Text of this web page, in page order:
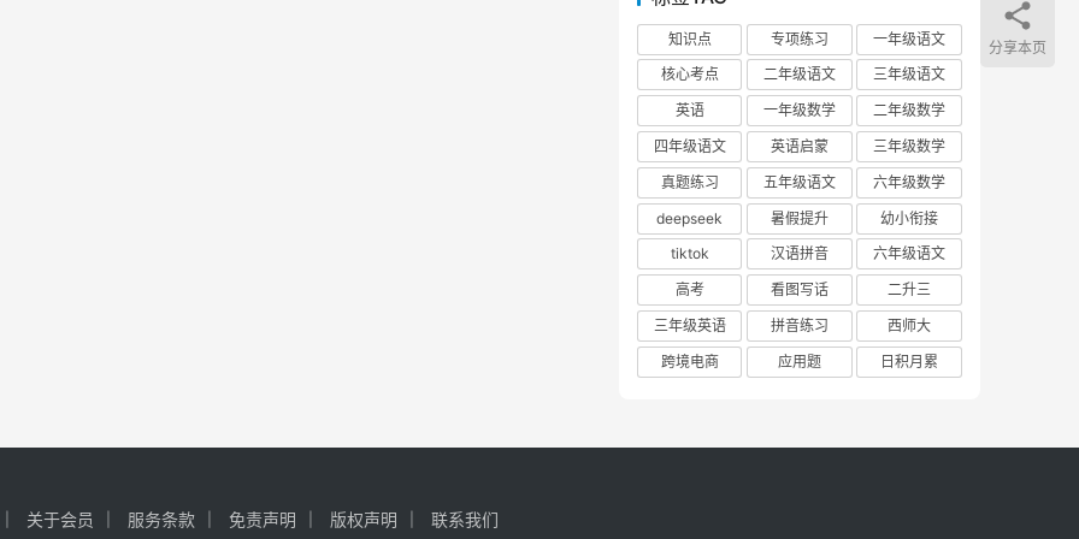
知识点 专项练习
一年级语文
核心考点
二年级语文
三年级语文
英语
一年级数学
二年级数学
四年级语文
英语启蒙
三年级数学
真题练习
五年级语文
六年级数学
deepseek
暑假提升
幼小衔接
tiktok
汉语拼音
六年级语文
高考
看图写话
二升三
三年级英语
拼音练习
西师大
跨境电商
应用题 日积月累
关于会员 服务条款 免责声明 版权声明 联系我们
分享本页